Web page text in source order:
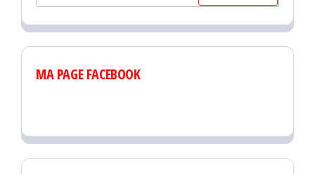
MA PAGE FACEBOOK